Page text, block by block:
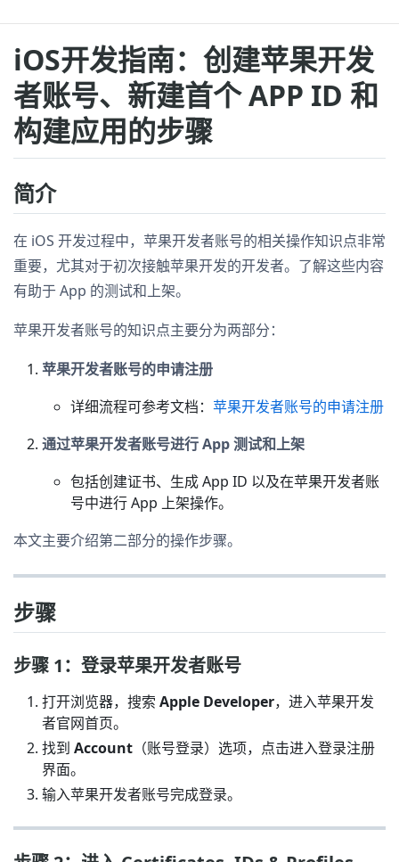
iOS开发指南：创建苹果开发
者账号、新建首个 APP ID 和
构建应用的步骤
简介
在 iOS 开发过程中，苹果开发者账号的相关操作知识点非常
重要，尤其对于初次接触苹果开发的开发者。了解这些内容
有助于 App 的测试和上架。
苹果开发者账号的知识点主要分为两部分：
苹果开发者账号的申请注册
详细流程可参考文档： 苹果开发者账号的申请注册
通过苹果开发者账号进行 App 测试和上架
包括创建证书、生成 App ID 以及在苹果开发者账
号中进行 App 上架操作。
本文主要介绍第二部分的操作步骤。
步骤
步骤 1：登录苹果开发者账号
打开浏览器，搜索 Apple Developer，进入苹果开发
者官网首页。
找到 Account （账号登录）选项，点击进入登录注册
界面。
输入苹果开发者账号完成登录。